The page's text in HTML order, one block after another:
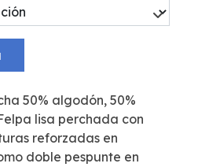
50% algodón, 50%
lisa perchada con
reforzadas en
doble pespunte en